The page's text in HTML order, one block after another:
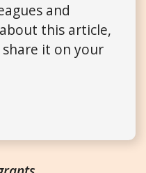
and
this article,
it on your